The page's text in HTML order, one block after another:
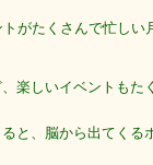
トがたくさんで忙しい
楽しいイベントもた
と、脳から出てくる